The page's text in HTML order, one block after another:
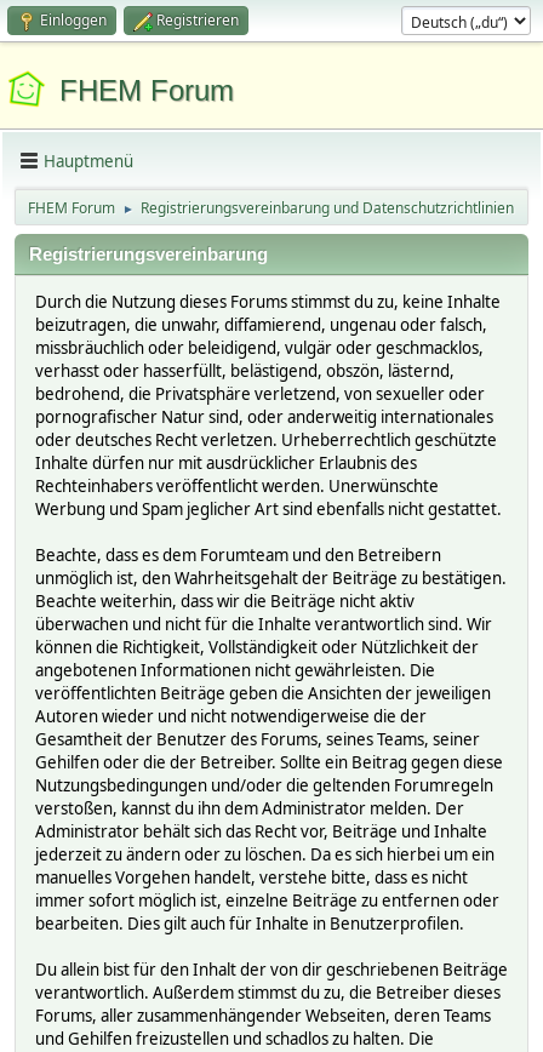
Einloggen Registrieren
FHEM Forum
Hauptmenü
FHEM Forum ► Registrierungsvereinbarung und Datenschutzrichtlinien
Registrierungsvereinbarung
Durch die Nutzung dieses Forums stimmst du zu, keine Inhalte
beizutragen, die unwahr, diffamierend, ungenau oder falsch,
missbräuchlich oder beleidigend, vulgär oder geschmacklos,
verhasst oder hasserfüllt, belästigend, obszön, lästernd,
bedrohend, die Privatsphäre verletzend, von sexueller oder
pornografischer Natur sind, oder anderweitig internationales
oder deutsches Recht verletzen. Urheberrechtlich geschützte
Inhalte dürfen nur mit ausdrücklicher Erlaubnis des
Rechteinhabers veröffentlicht werden. Unerwünschte
Werbung und Spam jeglicher Art sind ebenfalls nicht gestattet.
Beachte, dass es dem Forumteam und den Betreibern
unmöglich ist, den Wahrheitsgehalt der Beiträge zu bestätigen.
Beachte weiterhin, dass wir die Beiträge nicht aktiv
überwachen und nicht für die Inhalte verantwortlich sind. Wir
können die Richtigkeit, Vollständigkeit oder Nützlichkeit der
angebotenen Informationen nicht gewährleisten. Die
veröffentlichten Beiträge geben die Ansichten der jeweiligen
Autoren wieder und nicht notwendigerweise die der
Gesamtheit der Benutzer des Forums, seines Teams, seiner
Gehilfen oder die der Betreiber. Sollte ein Beitrag gegen diese
Nutzungsbedingungen und/oder die geltenden Forumregeln
verstoßen, kannst du ihn dem Administrator melden. Der
Administrator behält sich das Recht vor, Beiträge und Inhalte
jederzeit zu ändern oder zu löschen. Da es sich hierbei um ein
manuelles Vorgehen handelt, verstehe bitte, dass es nicht
immer sofort möglich ist, einzelne Beiträge zu entfernen oder
bearbeiten. Dies gilt auch für Inhalte in Benutzerprofilen.
Du allein bist für den Inhalt der von dir geschriebenen Beiträge
verantwortlich. Außerdem stimmst du zu, die Betreiber dieses
Forums, aller zusammenhängender Webseiten, deren Teams
und Gehilfen freizustellen und schadlos zu halten. Die